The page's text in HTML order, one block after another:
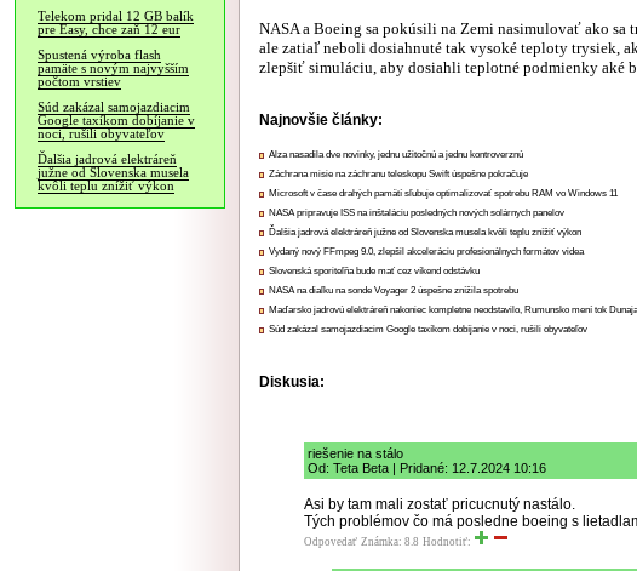
Telekom pridal 12 GB balík
pre Easy, chce zaň 12 eur
Spustená výroba flash
pamäte s novým najvyšším
počtom vrstiev
Súd zakázal samojazdiacim
Google taxíkom dobíjanie v
noci, rušili obyvateľov
Ďalšia jadrová elektráreň
južne od Slovenska musela
kvôli teplu znížiť výkon
NASA a Boeing sa pokúsili na Zemi nasimulovať ako sa
ale zatiaľ neboli dosiahnuté tak vysoké teploty trysiek,
zlepšiť simuláciu, aby dosiahli teplotné podmienky aké
Najnovšie články:
Alza nasadila dve novinky, jednu užitočnú a jednu kontroverznú
Záchrana misie na záchranu teleskopu Swift úspešne pokračuje
Microsoft v čase drahých pamätí sľubuje optimalizovať spotrebu RAM vo Windows 11
NASA pripravuje ISS na inštaláciu posledných nových solárnych panelov
Ďalšia jadrová elektráreň južne od Slovenska musela kvôli teplu znížiť výkon
Vydaný nový FFmpeg 9.0, zlepšil akceleráciu profesionálnych formátov videa
Slovenská sporiteľňa bude mať cez víkend odstávku
NASA na diaľku na sonde Voyager 2 úspešne znížila spotrebu
Maďarsko jadrovú elektráreň nakoniec kompletne neodstavilo, Rumunsko mení tok Dunaja
Súd zakázal samojazdiacim Google taxíkom dobíjanie v noci, rušili obyvateľov
Diskusia:
riešenie na stálo
Od: Teta Beta | Pridané: 12.7.2024 10:16
Asi by tam mali zostať pricucnutý nastálo.
Tých problémov čo má posledne boeing s
Odpovedať Známka: 8.8 Hodnotiť: